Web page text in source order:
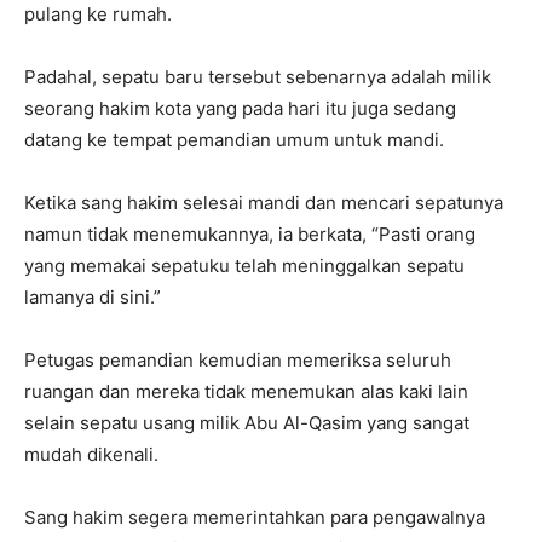
pulang ke rumah.
Padahal, sepatu baru tersebut sebenarnya adalah milik
seorang hakim kota yang pada hari itu juga sedang
datang ke tempat pemandian umum untuk mandi.
Ketika sang hakim selesai mandi dan mencari sepatunya
namun tidak menemukannya, ia berkata, “Pasti orang
yang memakai sepatuku telah meninggalkan sepatu
lamanya di sini.”
Petugas pemandian kemudian memeriksa seluruh
ruangan dan mereka tidak menemukan alas kaki lain
selain sepatu usang milik Abu Al-Qasim yang sangat
mudah dikenali.
Sang hakim segera memerintahkan para pengawalnya